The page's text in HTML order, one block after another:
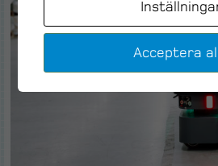
Acceptera